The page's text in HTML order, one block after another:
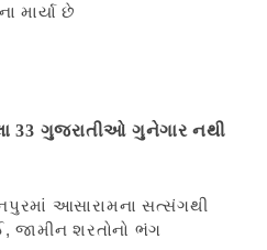
33 ગુજરાતીઓ ગુનેગાર નથી